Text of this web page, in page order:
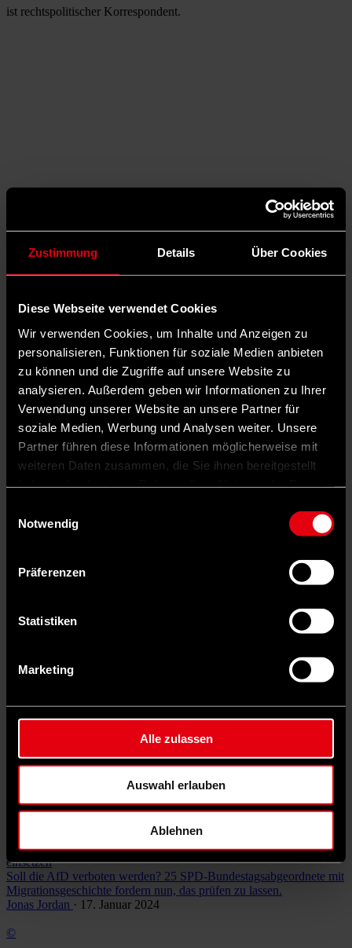
Zustimmung Details Über Cookies
Diese Webseite verwendet Cookies
Wir verwenden Cookies, um Inhalte und Anzeigen zu
personalisieren, Funktionen für soziale Medien anbieten
zu können und die Zugriffe auf unsere Website zu
analysieren. Außerdem geben wir Informationen zu Ihrer
Verwendung unserer Website an unsere Partner für
soziale Medien, Werbung und Analysen weiter. Unsere
Partner führen diese Informationen möglicherweise mit
weiteren Daten zusammen, die Sie ihnen bereitgestellt
Notwendig
Präferenzen
Statistiken
Marketing
Alle zulassen
Auswahl erlauben
Ablehnen
ist rechtspolitischer Korrespondent.
Auf Facebook teilen
Auf X teilen
12 Kommentare
interessante Rubriken entdecken
Fionn Große
AfD-Verbot: Warum sich SPD-Abgeordnete für eine Prüfung
einsetzen
Soll die AfD verboten werden? 25 SPD-Bundestagsabgeordnete mit
Migrationsgeschichte fordern nun, das prüfen zu lassen.
Jonas Jordan · 17. Januar 2024
©